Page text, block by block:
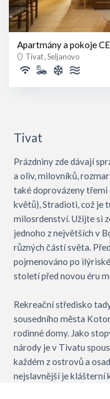
Apartmány a pokoje
Tivat , Seljanovo
Tivat
Prázdniny zde dávají
a oliv, milovníků,
také doprovázeny
květů), Stradioti, což je
milosrdenství. Užijte si
jednoho z největších v
různých částí světa.
pojmenováno po
století před novou éru
Rekreační středisko
sousedního města
rodinné domy. Jako
národy je v Tivatu
každém z ostrovů a
nejslavnější je klášterní